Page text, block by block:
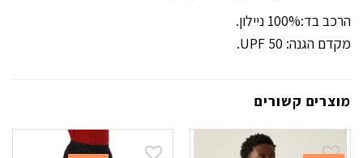
הרכב בד:100% ניילון.
מקדם הגנה: UPF 50.
מוצרים קשורים